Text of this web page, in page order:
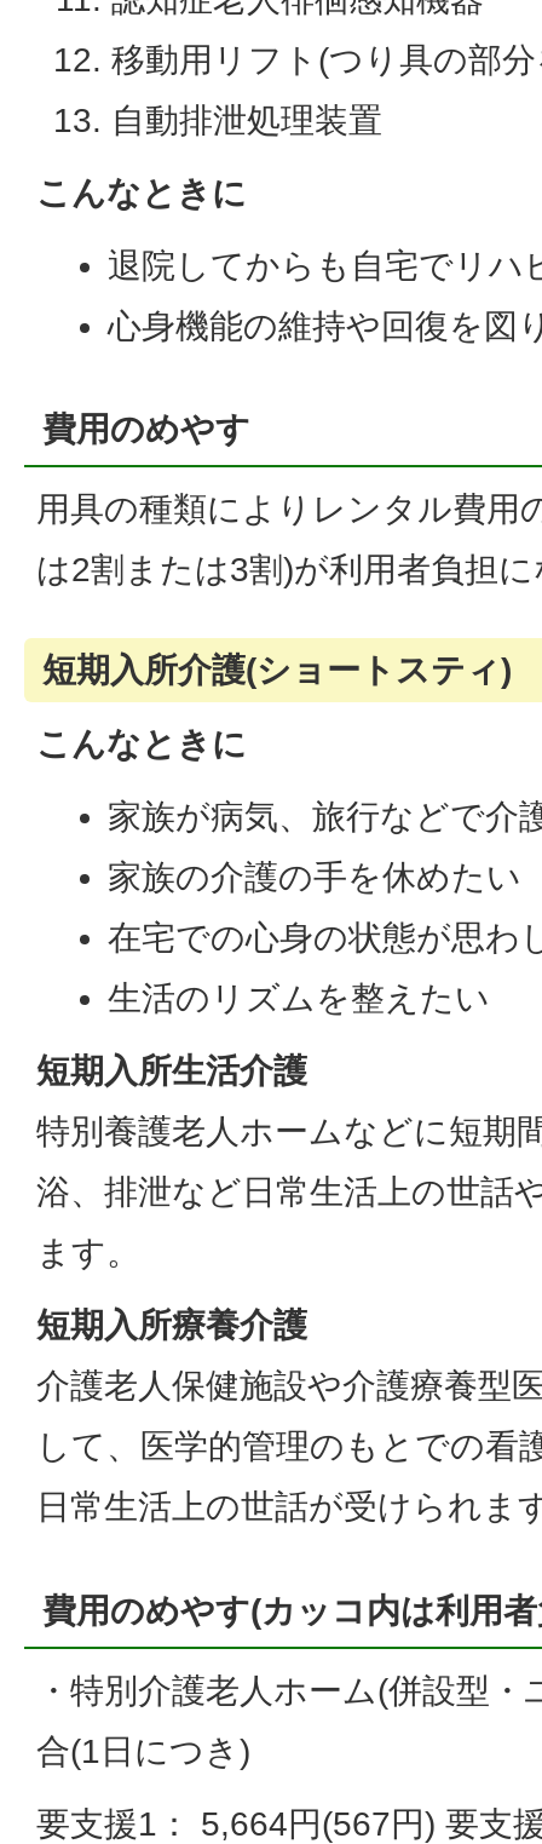
移動用リフト(つり具の部
自動排泄処理装置
こんなときに
退院してからも自宅でリハ
心身機能の維持や回復を図
費用のめやす
用具の種類によりレンタル費用
は2割または3割)が利用者負担
短期入所介護(ショートスティ)
こんなときに
家族が病気、旅行などで介
家族の介護の手を休めたい
在宅での心身の状態が思わ
生活のリズムを整えたい
短期入所生活介護
特別養護老人ホームなどに短期
浴、排泄など日常生活上の世話
ます。
短期入所療養介護
介護老人保健施設や介護療養型
して、医学的管理のもとでの看
日常生活上の世話が受けられま
費用のめやす(カッコ内は利用
・特別介護老人ホーム(併設型
合(1日につき)
要支援1： 5,664円(567円) 要支